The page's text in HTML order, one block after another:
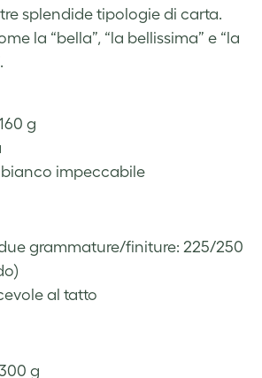
splendide tipologie di carta.
la “bella”, “la bellissima” e “la
g
bianco impeccabile
grammature/finiture: 225/250
al tatto
g